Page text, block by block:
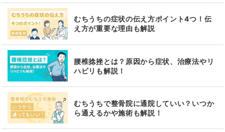
むちうちの症状の伝え方ポイント4つ！伝
え方が重要な理由も解説
腰椎捻挫とは？原因から症状、治療法やリ
ハビリも解説！
むちうちで整骨院に通院していい？いつか
ら通えるかや施術も解説！